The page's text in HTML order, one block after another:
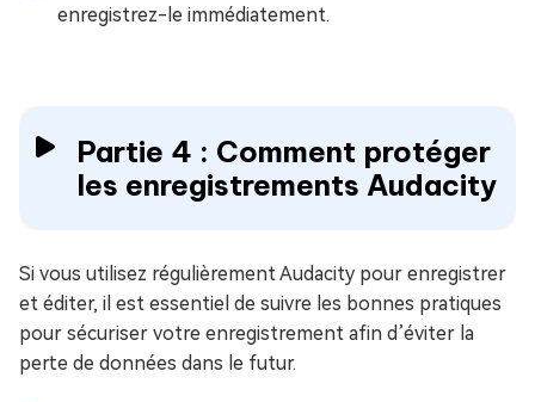
enregistrez-le immédiatement.
Partie 4 : Comment protéger
les enregistrements Audacity
Si vous utilisez régulièrement Audacity pour enregistrer
et éditer, il est essentiel de suivre les bonnes pratiques
pour sécuriser votre enregistrement afin d’éviter la
perte de données dans le futur.